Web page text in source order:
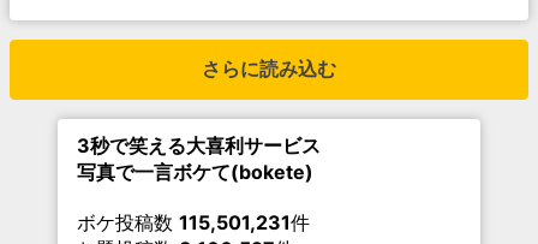
さらに読み込む
3秒で笑える大喜利サービス
写真で一言ボケて(bokete)
ボケ投稿数 115,501,231件